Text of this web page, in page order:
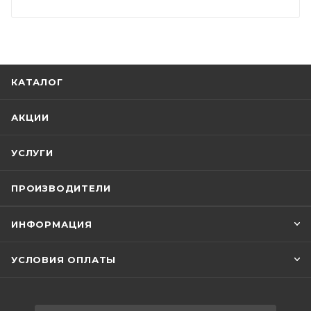
КАТАЛОГ
АКЦИИ
УСЛУГИ
ПРОИЗВОДИТЕЛИ
ИНФОРМАЦИЯ
УСЛОВИЯ ОПЛАТЫ